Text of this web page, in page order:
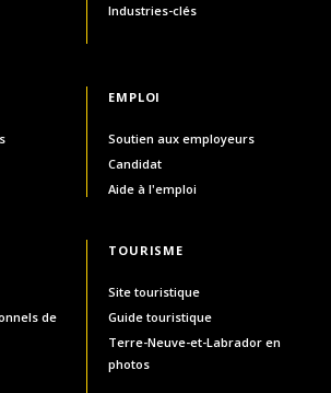
Industries-clés
EMPLOI
Soutien aux employeurs
Candidat
Aide à l'emploi
de
TOURISME
Site touristique
Guide touristique
Terre-Neuve-et-Labrador en
photos